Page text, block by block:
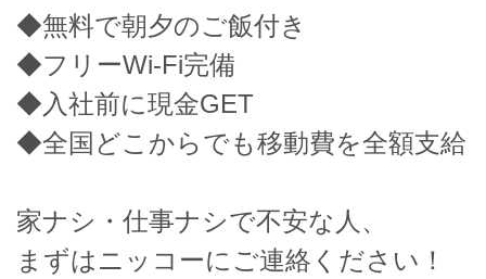
◆無料で朝夕のご飯付き
◆フリーWi-Fi完備
◆入社前に現金GET
◆全国どこからでも移動費を全額支給
家ナシ・仕事ナシで不安な人、
まずはニッコーにご連絡ください！